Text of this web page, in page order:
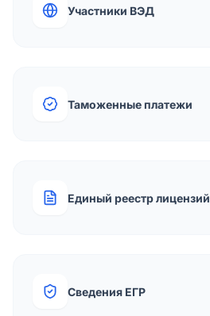
Участники ВЭД
Таможенные платежи
Единый реестр лицензий
Сведения ЕГР